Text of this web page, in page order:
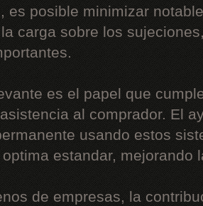
es posible minimizar
carga sobre los
es el papel que
al comprador. El
usando estos
estandar, mejorando
de empresas, la